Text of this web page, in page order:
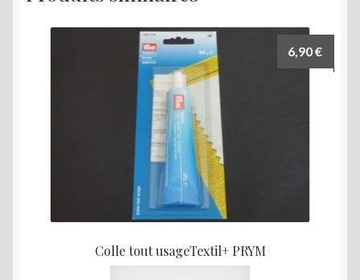
Colle tout usageTextil+ PRYM
6,90€